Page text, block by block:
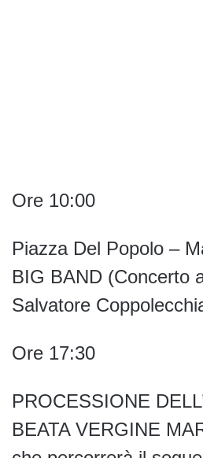
Ore 10:00
Piazza Del Popolo –
BIG BAND (Concerto
Salvatore
Ore 17:30
PROCESSIONE
BEATA VERGINE